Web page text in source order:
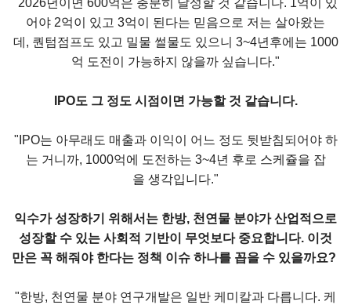
"2026년이면 600억은 충분히 달성할 것 같습니다. 1억이 있
어야 2억이 있고 3억이 된다는 믿음으로 저는 살아왔는
데, 퀀텀점프도 있고 밀물 썰물도 있으니 3~4년후에는 1000
억 도전이 가능하지 않을까 싶습니다."
IPO도 그 정도 시점이면 가능할 것 같습니다.
"IPO는 아무래도 매출과 이익이 어느 정도 뒷받침되어야 하
는 거니까, 1000억에 도전하는 3~4년 후로 스케쥴을 잡
을 생각입니다."
익수가 성장하기 위해서는 한방, 천연물 분야가 산업적으로
성장할 수 있는 사회적 기반이 무엇보다 중요합니다. 이것
만은 꼭 해줘야 한다는 정책 이슈 하나를 꼽을 수 있을까요?
"한방, 천연물 분야 연구개발은 일반 케미칼과 다릅니다. 케